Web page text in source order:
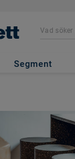
Segment